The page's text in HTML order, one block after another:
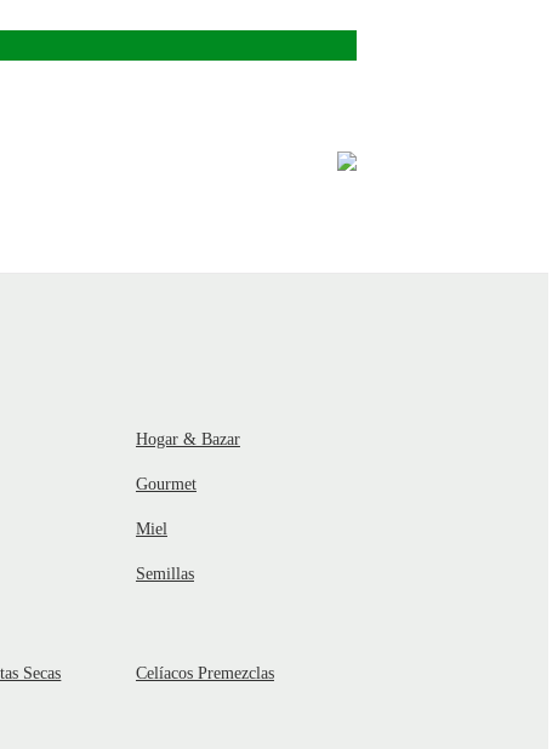
Hogar & Bazar
Gourmet
Miel
Semillas
Secas Celíacos Premezclas